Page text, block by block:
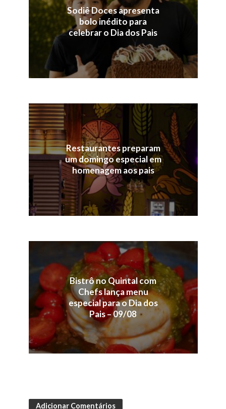
Sodiê Doces apresenta
bolo inédito para
celebrar o Dia dos Pais
Restaurantes preparam
um domingo especial em
homenagem aos pais
Bistrô no Quintal com
Chefs lança menu
especial para o Dia dos
Pais – 09/08
Adicionar Comentários